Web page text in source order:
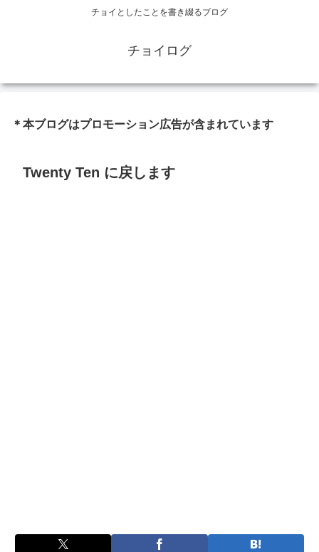
チョイとしたことを書き綴るブログ
チョイログ
＊本ブログはプロモーション広告が含まれています
Twenty Ten に戻します